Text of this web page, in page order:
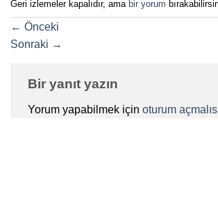
Geri izlemeler kapalıdır, ama bir yorum
← Önceki
Sonraki →
Bir yanıt yazın
Yorum yapabilmek için oturum